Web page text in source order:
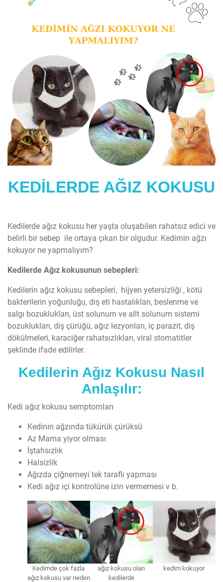
KEDİLERDE AĞIZ KOKUSU
Kedilerde ağız kokusu her yaşta oluşabilen rahatsız edici ve
belirli bir sebep ile ortaya çıkan bir olgudur. Kedimin ağzı
kokuyor ne yapmalıyım?
Kedilerde Ağız kokusunun sebepleri:
Kedilerin ağız kokusu sebepleri, hijyen yetersizliği , kötü
bakterilerin yoğunluğu, diş eti hastalıkları, beslenme ve
salgı bozuklukları, üst solunum ve allt solunum sistemi
bozuklukları, diş çürüğü, ağız lezyonları, iç parazit, diş
dökülmeleri, karaciğer rahatsızlıkları, viral stomatitler
şeklinde ifade edilirler.
Kedilerin Ağız Kokusu Nasıl
Anlaşılır:
Kedi ağız kokusu semptomları
Kedinin ağzında tükürük çürüksü
Az Mama yiyor olması
İştahsızlık
Halsizlik
Ağızda çiğnemeyi tek taraflı yapması
Kedi ağız içi kontrolüne izin vermemesi v b.
Kedimde çok fazla
ağız kokusu var neden
ağız kokusu olan
kedilerde
kedim kokuyor